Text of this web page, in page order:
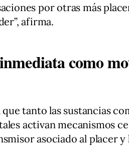
por otras más
afirma.
como
que tanto las sustancias
activan mecanismos
asociado al placer y